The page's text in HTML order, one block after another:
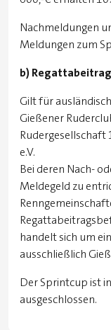
Nachmeldungen
Meldungen zum
b)
Gilt für
Gießener
Rudergesellschaft
e.V.
Bei deren Nach-
Meldegeld zu
handelt sich um
ausschließlich
Der Sprintcup ist
ausgeschlossen.